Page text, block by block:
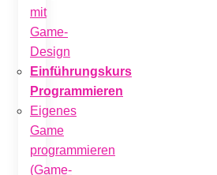
mit
Game-
Design
Einführungskurs
Programmieren
Eigenes
Game
programmieren
(Game-